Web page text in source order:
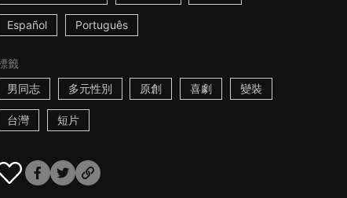
Español Português
籤
男同志
多元性別 原創 喜劇 變裝
台灣 短片